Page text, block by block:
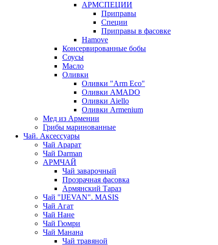
АРМСПЕЦИИ
Приправы
Специи
Приправы в фасовке
Hamove
Консервированные бобы
Соусы
Масло
Оливки
Оливки "Arm Eco"
Оливки AMADO
Оливки Aiello
Оливки Armenium
Мед из Армении
Грибы маринованные
Чай. Аксессуары
Чай Арарат
Чай Darman
АРМЧАЙ
Чай заварочный
Прозрачная фасовка
Армянский Тараз
Чай "IJEVAN". MASIS
Чай Агат
Чай Нане
Чай Гюмри
Чай Манана
Чай травяной